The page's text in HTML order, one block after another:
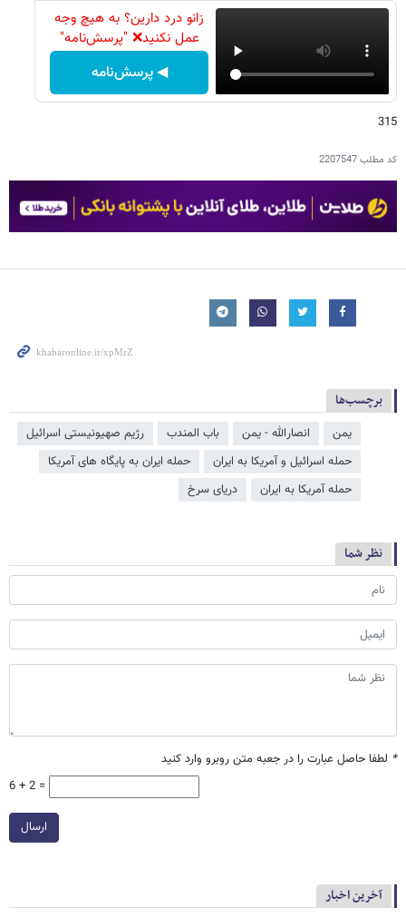
زانو درد دارین؟ به هیچ وجه
عمل نکنید❌ "پرسش‌نامه"
◀ پرسش‌نامه
315
کد مطلب2207547
برچسب‌ها
یمن انصارالله - یمن باب المندب
رژیم صهیونیستی اسرائیل
حمله اسرائیل و آمریکا به ایران
حمله ایران به پایگاه های آمریکا
حمله آمریکا به ایران
دریای سرخ
نظر شما
* لطفا حاصل عبارت را در جعبه متن روبرو وارد کنید
6 + 2 =
ارسال
آخرین اخبار